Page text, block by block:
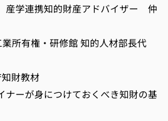
財産アドバイザー 仲
研修館 知的人材部長代
財教材
につけておくべき知財の基